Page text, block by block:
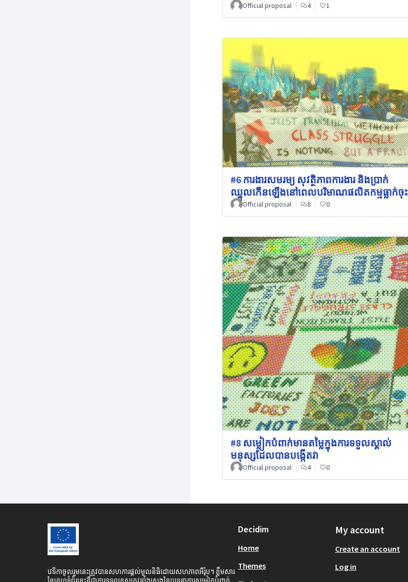
Official proposal 4 1
#6 ការងារសមរម្យ សុវត្ថិភាពការងារ និងប្រាក់
ឈ្នួលកើនឡើងនៅពេលបរិមាណផលិតកម្មធ្លាក់ចុះ
Official proposal 8 0
#8 សម្លៀកបំពាក់មានតម្លៃក្នុងការទទួលស្គាល់
មនុស្សដែលបានបង្កើតវា
Official proposal 4 0
វេទិកាចូលរួមនេះត្រូវបានសហការផ្តល់មូលនិធិដោយសហភាពអឺរ៉ុប។ ខ្លឹមសារ
Decidim
Home
Themes
My account
Create an account
Log in